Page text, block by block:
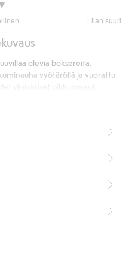
Liian suuri
olevia boksereita.
vyötäröllä ja vuorattu